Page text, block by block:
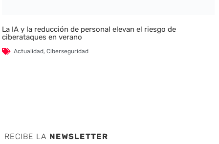
La IA y la reducción de personal elevan el riesgo de
ciberataques en verano
Actualidad,Ciberseguridad
RECIBE LA NEWSLETTER